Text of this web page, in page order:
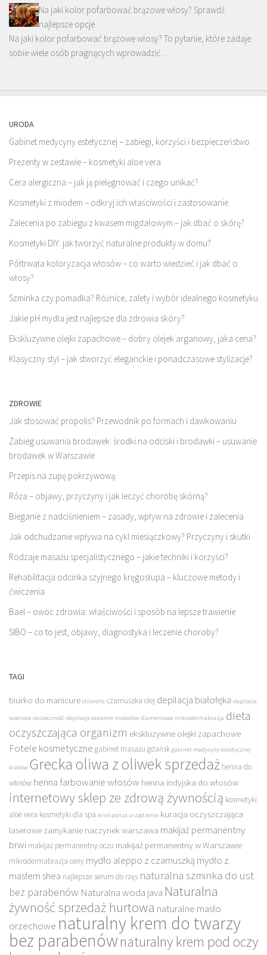
Na jaki kolor pofarbować brązowe włosy? Sprawdź
najlepsze opcje
Na jaki kolor pofarbować brązowe włosy? To pytanie, które zadaje
sobie wiele osób pragnących wprowadzić …
URODA
Gabinet medycyny estetycznej – zabiegi, korzyści i bezpieczeństwo
Prezenty w zestawie – kosmetyki aloe vera
Cera alergiczna – jak ją pielęgnować i czego unikać?
Kosmetyki z miodem – odkryj ich właściwości i zastosowanie
Zalecenia po zabiegu z kwasem migdałowym – jak dbać o skórę?
Kosmetyki DIY: jak tworzyć naturalne produkty w domu?
Półtrwała koloryzacja włosów – co warto wiedzieć i jak dbać o
włosy?
Szminka czy pomadka? Różnice, zalety i wybór idealnego kosmetyku
Jakie pH mydła jest najlepsze dla zdrowia skóry?
Ekskluzywne olejki zapachowe – dobry olejek arganowy, jaka cena?
Klasyczny styl – jak stworzyć eleganckie i ponadczasowe stylizacje?
ZDROWIE
Jak stosować propolis? Przewodnik po formach i dawkowaniu
Zabieg usuwania brodawek: środki na odciski i brodawki – usuwanie
brodawek w Warszawie
Przepis na zupę pokrzywową.
Róża – objawy, przyczyny i jak leczyć chorobę skórną?
Bieganie z nadciśnieniem – zasady, wpływ na zdrowie i zalecenia
Jak odchudzanie wpływa na cykl miesiączkowy? Przyczyny i skutki
Rodzaje masażu specjalistycznego – jakie techniki i korzyści?
Rehabilitacja odcinka szyjnego kręgosłupa – kluczowe metody i
ćwiczenia
Bael – owoc zdrowia: właściwości i sposób na lepsze trawienie
SIBO – co to jest, objawy, diagnostyka i leczenie choroby?
TAGI
biurko do manicure chlorella czarnuszka olej depilacja białołęka depilacja
laserowa skuteczność depilacja woskiem mokotów diamentowa mikrodermabrazja dieta
oczyszczająca organizm ekskluzywne olejki zapachowe
Fotele kosmetyczne gabinet masażu gdańsk gabinet medycyny estetycznej
kraków Grecka oliwa z oliwek sprzedaż henna do
włosów henna farbowanie włosów henna indyjska do włosów
internetowy sklep ze zdrową żywnością kosmetyki
aloe vera kosmetyki dla spa kriolipoliza urządzenie kuracja oczyszczająca
laserowe zamykanie naczynek warszawa makijaż permanentny
brwi makijaż permanentny oczu makijaż permanentny w Warszawie
mikrodermabrazja ceny mydło aleppo z czarnuszką mydło z
masłem shea najlepsze serum do rzęs naturalna szminka do ust
bez parabenów Naturalna woda java Naturalna
żywność sprzedaż hurtowa naturalne masło
orzechowe naturalny krem do twarzy
bez parabenównaturalny krem pod oczy